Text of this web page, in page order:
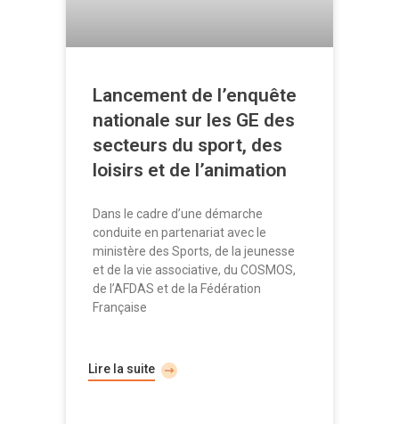
Lancement de l’enquête
nationale sur les GE des
secteurs du sport, des
loisirs et de l’animation
Dans le cadre d’une démarche
conduite en partenariat avec le
ministère des Sports, de la jeunesse
et de la vie associative, du COSMOS,
de l’AFDAS et de la Fédération
Française
Lire la suite